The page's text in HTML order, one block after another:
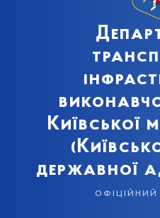
Київської
державної
офіційний